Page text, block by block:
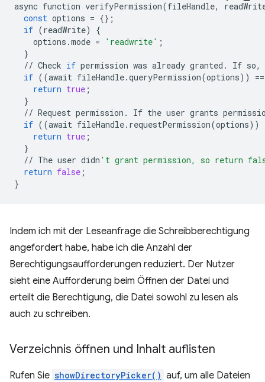
async function verifyPermission(fileHandle,
const options = {};
if (readWrite)
{
options .mode = 'readwrite' ;
}
// Check if permission was already granted . If so,
if ((await fileHandle.queryPermission(options))
return true ;
}
// Request permission . If the user grants
if ((await fileHandle. requestPermission(options))
return true ;
}
// The user didn 't grant permission, so return
return false ;
}
Indem ich mit der Leseanfrage die Schreibberechtigung
angefordert habe, habe ich die Anzahl der
Berechtigungsaufforderungen reduziert. Der Nutzer
sieht eine Aufforderung beim Öffnen der Datei und
erteilt die Berechtigung, die Datei sowohl zu lesen als
auch zu schreiben.
Verzeichnis öffnen und Inhalt auflisten
Rufen Sie showDirectoryPicker() auf, um alle Dateien